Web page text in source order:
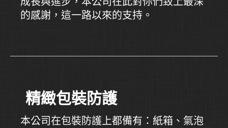
的感謝，這一路以來的支持。
精緻包裝防護
本公司在包裝防護上都備有：紙箱、氣泡